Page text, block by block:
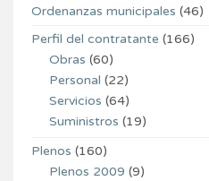
Ordenanzas municipales (46)
Perfil del contratante (166)
Obras (60)
Personal (22)
Servicios (64)
Suministros (19)
Plenos (160)
Plenos 2009 (9)